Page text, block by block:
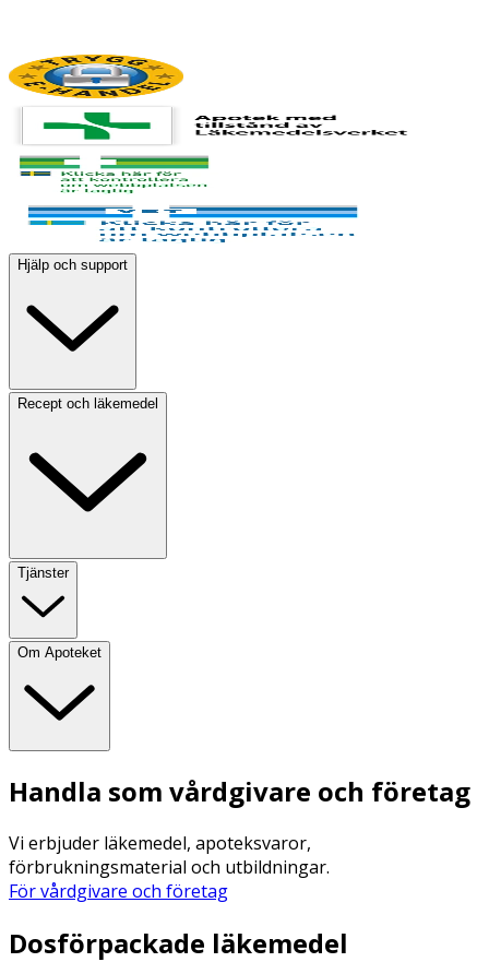
Hjälp och support
Recept och läkemedel
Tjänster
Om Apoteket
Handla som vårdgivare och företag
Vi erbjuder läkemedel, apoteksvaror,
förbrukningsmaterial och utbildningar.
För vårdgivare och företag
Dosförpackade läkemedel